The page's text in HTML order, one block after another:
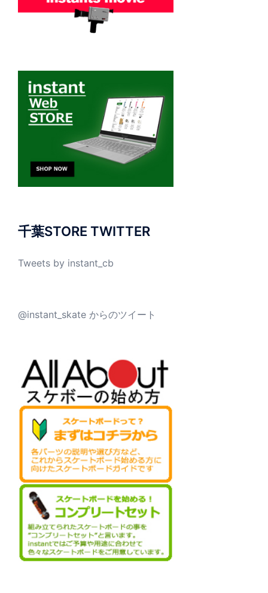
千葉STORE TWITTER
Tweets by instant_cb
@instant_skate からのツイート